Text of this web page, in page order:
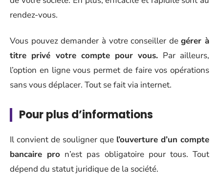
rendez-vous.
Vous pouvez demander à votre conseiller degérer à
titre privé votre compte pour vous. Par ailleurs,
l’option en ligne vous permet de faire vos opérations
sans vous déplacer. Tout se fait via internet.
Pour plus d’informations
Il convient de souligner que l’ouverture d’un compte
bancaire pro n’est pas obligatoire pour tous. Tout
dépend du statut juridique de la société.